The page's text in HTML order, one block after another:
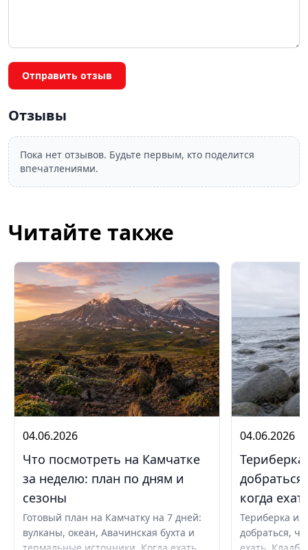
Отправить отзыв
Отзывы
Пока нет отзывов. Будьте первым, кто поделится
впечатлениями.
Читайте также
04.06.2026
Что посмотреть на Камчатке
за неделю: план по дням и
сезоны
Готовый план на Камчатку на 7 дней:
вулканы, океан, Авачинская бухта и
04.06.2026
когда
Териберка
добраться,